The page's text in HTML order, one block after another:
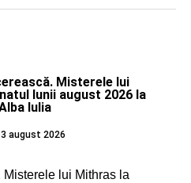
Misterele lui
lunii august 2026 la
Iulia
3 august 2026
Misterele lui Mithras la